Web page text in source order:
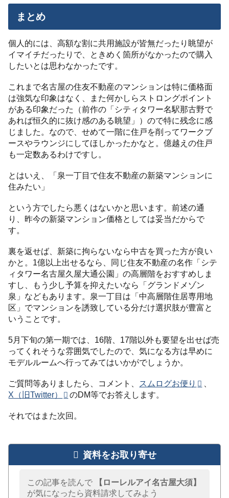
まとめ
個人的には、高額な割に共用施設が皆無だったり眺望が
イマイチだったりで、ときめく箇所がなかったので購入
したいとは思わなかったです。
これまで名古屋の住友不動産のマンションは特に価格面
は強気な印象はなく、また何かしらストロングポイント
がある印象だった（前作の「シティタワー名駅那古野で
あれば恒久的に抜け感のある眺望」）ので特に残念に感
じました。なので、せめて一階に住戸を削ってワークブ
ースやラウンジにしてほしかったかなと。億越えの住戸
も一定数あるわけですし。
とはいえ、「泉一丁目で住友不動産の新築マンションに
住みたい」
という方でしたら悪くはないかと思います。前述の通
り、昨今の新築マンション価格としては妥当だからで
す。
裏を返せば、新築に拘らないなら中古を買った方が良い
かと。1億以上出せるなら、同じ住友不動産の名作「シテ
ィタワー名古屋久屋大通公園」の高層階をおすすめしま
すし、もう少し予算を抑えたいなら「グランドメゾン
泉」などもあります。泉一丁目は「中高層階住居専用地
区」でマンションを誘致している分だけ選択肢が豊富と
いうことです。
5月下旬の第一期では、16階、17階以外も要望を出せば売
ってくれそうな雰囲気でしたので、気になる方は早めに
モデルルームへ行ってみてはいかがでしょうか。
ご質問等ありましたら、コメント、 スムログお便り
X（旧Twitter）
のDM等でお答えします。
それではまた次回。
資料をお取り寄せ
この記事を読んで
【ローレルアイ名古屋大須】
が気になったら資料請求してみよう